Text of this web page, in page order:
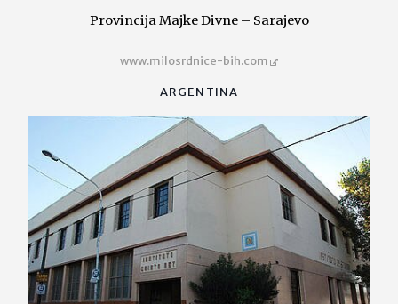
Provincija Majke Divne – Sarajevo
www.milosrdnice-bih.com
ARGENTINA